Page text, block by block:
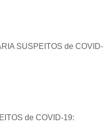
SUSPEITOS de COVID-
de COVID-19: